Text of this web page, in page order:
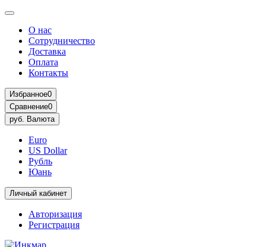
О нас
Сотрудничество
Доставка
Оплата
Контакты
Избранное0
Сравнение0
руб. Валюта
Euro
US Dollar
Рубль
Юань
Личный кабинет
Авторизация
Регистрация